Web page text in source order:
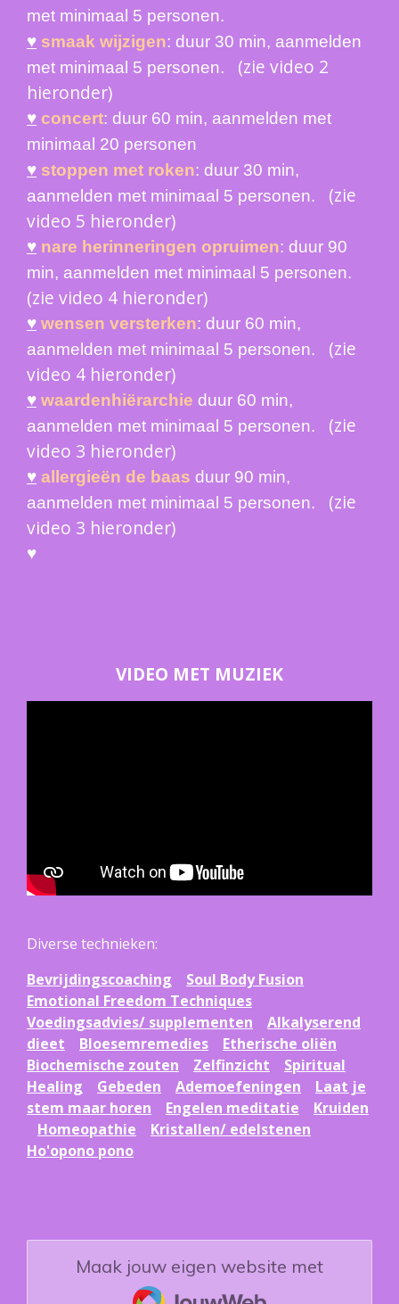
met minimaal 5 personen.
♥ smaak wijzigen: duur 30 min, aanmelden
met minimaal 5 personen.
(zie video 2
hieronder)
♥ concert: duur 60 min, aanmelden met
minimaal 20 personen
♥ stoppen met roken: duur 30 min,
aanmelden met minimaal 5 personen.
(zie
video 5 hieronder)
♥ nare herinneringen opruimen: duur 90
min, aanmelden met minimaal 5 personen.
(zie video 4 hieronder)
♥ wensen versterken: duur 60 min,
aanmelden met minimaal 5 personen.
(zie
video 4 hieronder)
♥ waardenhiërarchie duur 60 min,
aanmelden met minimaal 5 personen.
(zie
video 3 hieronder)
♥ allergieën de baas duur 90 min,
aanmelden met minimaal 5 personen.
(zie
video 3 hieronder)
♥
VIDEO MET MUZIEK
Diverse technieken:
Bevrijdingscoaching
Soul Body Fusion
Emotional Freedom Techniques
Voedingsadvies/ supplementen
Alkalyserend
dieet
Bloesemremedies
Etherische oliën
Biochemische zouten
Zelfinzicht
Spiritual
Healing
Gebeden Ademoefeningen
Laat je
stem maar horen
Engelen meditatie
Kruiden
Homeopathie
Kristallen/ edelstenen
Ho'opono pono
Maak jouw eigen website met
JouwWeb